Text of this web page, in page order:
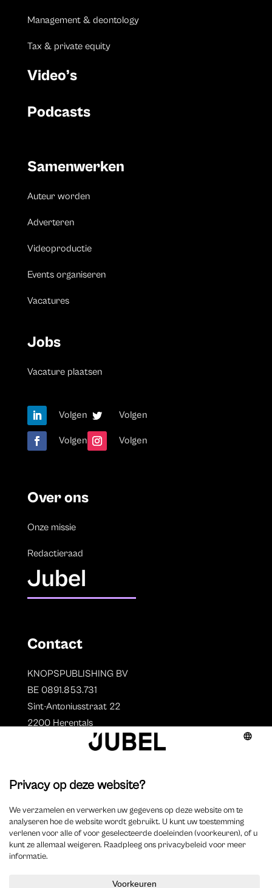
Management & deontology
Tax & private equity
Video’s
Podcasts
Samenwerken
Auteur worden
Adverteren
Videoproductie
Events organiseren
Vacatures
Jobs
Vacature plaatsen
Volgen Volgen
Volgen Volgen
Over ons
Onze missie
Redactieraad
Jubel
Contact
KNOPSPUBLISHING BV
BE 0891.853.731
Sint-Antoniusstraat 22
2200 Herentals
Auteurs
Overzicht auteurs
Auteur worden?